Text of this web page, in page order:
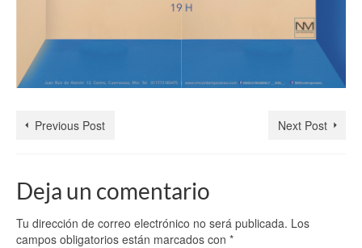
Previous Post Next Post
Deja un comentario
Tu dirección de correo electrónico no será publicada. Los
campos obligatorios están marcados con *